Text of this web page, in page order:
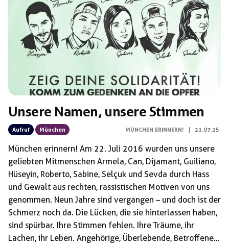
Unsere Namen, unsere Stimmen
Aufruf München MÜNCHEN ERINNERN! 22.07.25
München erinnern! Am 22. Juli 2016 wurden uns unsere
geliebten Mitmenschen Armela, Can, Dijamant, Guiliano,
Hüseyin, Roberto, Sabine, Selçuk und Sevda durch Hass
und Gewalt aus rechten, rassistischen Motiven von uns
genommen. Neun Jahre sind vergangen – und doch ist der
Schmerz noch da. Die Lücken, die sie hinterlassen haben,
sind spürbar. Ihre Stimmen fehlen. Ihre Träume, ihr
Lachen, ihr Leben. Angehörige, Überlebende, Betroffene,